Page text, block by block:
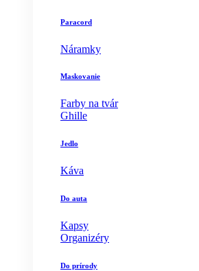
Paracord
Náramky
Maskovanie
Farby na tvár
Ghille
Jedlo
Káva
Do auta
Kapsy
Organizéry
Do prírody